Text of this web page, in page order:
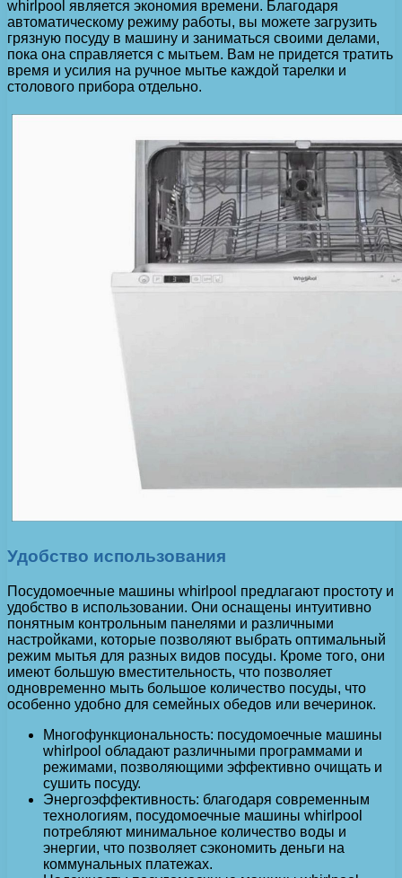
whirlpool является экономия времени. Благодаря
автоматическому режиму работы, вы можете загрузить
грязную посуду в машину и заниматься своими делами,
пока она справляется с мытьем. Вам не придется тратить
время и усилия на ручное мытье каждой тарелки и
столового прибора отдельно.
Удобство использования
Посудомоечные машины whirlpool предлагают простоту и
удобство в использовании. Они оснащены интуитивно
понятным контрольным панелями и различными
настройками, которые позволяют выбрать оптимальный
режим мытья для разных видов посуды. Кроме того, они
имеют большую вместительность, что позволяет
одновременно мыть большое количество посуды, что
особенно удобно для семейных обедов или вечеринок.
Многофункциональность: посудомоечные машины
whirlpool обладают различными программами и
режимами, позволяющими эффективно очищать и
сушить посуду.
Энергоэффективность: благодаря современным
технологиям, посудомоечные машины whirlpool
потребляют минимальное количество воды и
энергии, что позволяет сэкономить деньги на
коммунальных платежах.